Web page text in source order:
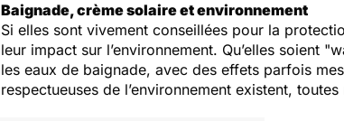
Baignade, crème solaire et environnement
Si elles sont vivement conseillées pour la
leur impact sur l’environnement. Qu’elles soient
les eaux de baignade, avec des effets parfois
respectueuses de l’environnement existent,